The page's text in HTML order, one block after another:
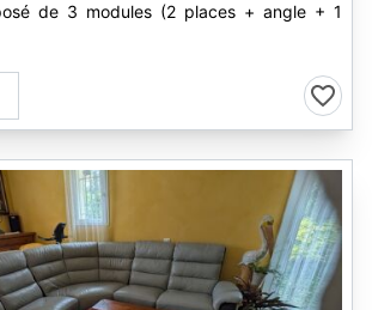
de 3 modules (2 places + angle + 1